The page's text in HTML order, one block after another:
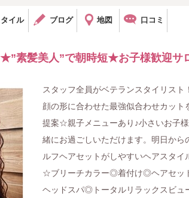
タイル ブログ 地図 口コミ
素髪美人”で朝時短★お子様歓迎サ
スタッフ全員がベテランスタイリスト
顔の形に合わせた最強似合わせカット
提案☆親子メニューあり♪小さいお子
緒にお過ごしいただけます。明日から
ルフヘアセットがしやすいヘアスタイ
☆ブリーチカラー◎着付け◎ヘアセッ
ヘッドスパ◎トータルリラックスビュ